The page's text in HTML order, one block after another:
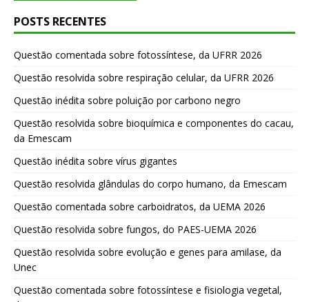
POSTS RECENTES
Questão comentada sobre fotossíntese, da UFRR 2026
Questão resolvida sobre respiração celular, da UFRR 2026
Questão inédita sobre poluição por carbono negro
Questão resolvida sobre bioquímica e componentes do cacau,
da Emescam
Questão inédita sobre vírus gigantes
Questão resolvida glândulas do corpo humano, da Emescam
Questão comentada sobre carboidratos, da UEMA 2026
Questão resolvida sobre fungos, do PAES-UEMA 2026
Questão resolvida sobre evolução e genes para amilase, da
Unec
Questão comentada sobre fotossíntese e fisiologia vegetal,